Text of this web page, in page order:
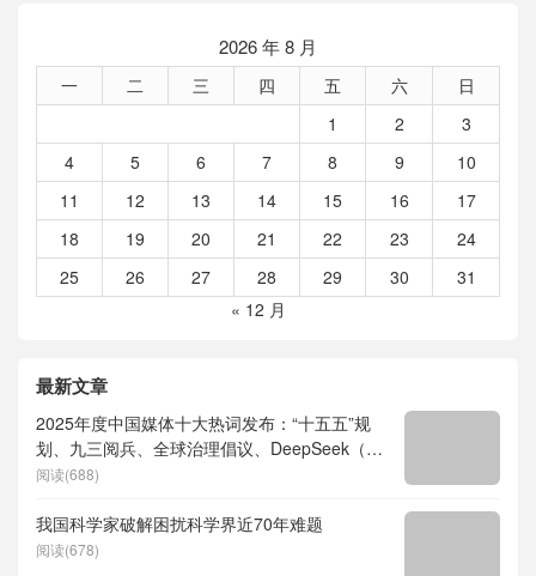
2026 年 8 月
一 二 三 四 五 六
日
1
2
3
4
5 6 7 8 9
10
11
12 13 14 15 16
17
18
19 20 21 22 23
24
25
26 27 28 29 30
31
« 12 月
最新文章
2025年度中国媒体十大热词发布：“十五五”规
划、九三阅兵、全球治理倡议、DeepSeek（深
度求索）、人形机器人、苏超、票根经济、育
阅读(688)
我国科学家破解困扰科学界近70年难题
阅读(678)